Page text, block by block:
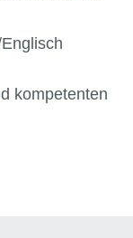
kompetenten